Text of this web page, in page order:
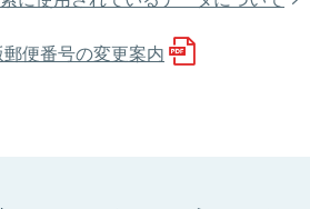
便番号の変更案内